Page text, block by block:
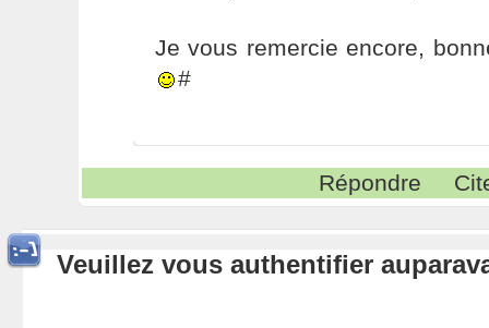
Je vous remercie encore,
#
Répondre
Veuillez vous authentifier